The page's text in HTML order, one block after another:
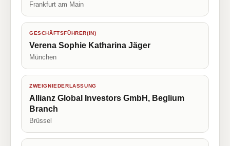
Frankfurt am Main
GESCHÄFTSFÜHRER(IN)
Verena Sophie Katharina Jäger
München
ZWEIGNIEDERLASSUNG
Allianz Global Investors GmbH, Beglium
Branch
Brüssel